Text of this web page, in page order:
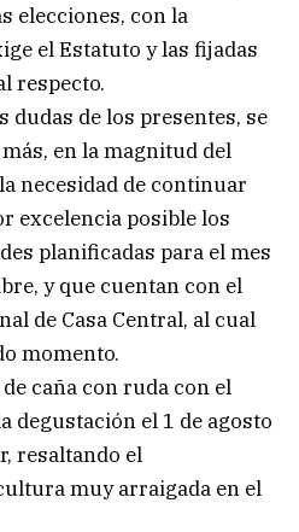
elecciones, con la
el Estatuto y las fijadas
respecto.
dudas de los presentes, se
en la magnitud del
necesidad de continuar
excelencia posible los
planificadas para el mes
y que cuentan con el
de Casa Central, al cual
momento.
caña con ruda con el
degustación el 1 de agosto
resaltando el
muy arraigada en el